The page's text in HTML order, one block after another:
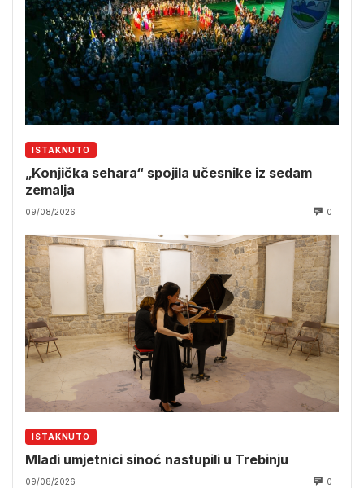
ISTAKNUTO
„Konjička sehara“ spojila učesnike iz sedam
zemalja
09/08/2026 0
ISTAKNUTO
Mladi umjetnici sinoć nastupili u Trebinju
09/08/2026 0